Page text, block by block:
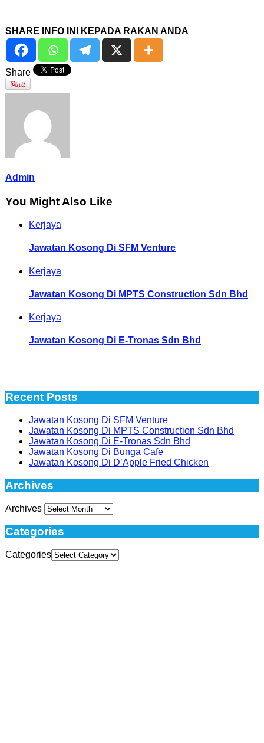
SHARE INFO INI KEPADA RAKAN ANDA
Share
Admin
You Might Also Like
Kerjaya
Jawatan Kosong Di SFM Venture
Kerjaya
Jawatan Kosong Di MPTS Construction Sdn Bhd
Kerjaya
Jawatan Kosong Di E-Tronas Sdn Bhd
Recent Posts
Jawatan Kosong Di SFM Venture
Jawatan Kosong Di MPTS Construction Sdn Bhd
Jawatan Kosong Di E-Tronas Sdn Bhd
Jawatan Kosong Di Bunga Cafe
Jawatan Kosong Di D’Apple Fried Chicken
Archives
Archives
Categories
Categories